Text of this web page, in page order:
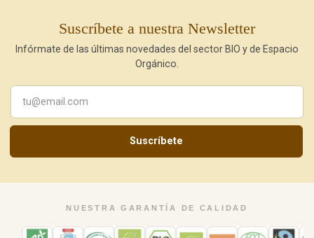
Suscríbete a nuestra Newsletter
Infórmate de las últimas novedades del sector BIO y de Espacio
Orgánico.
Suscríbete
NUESTRA GARANTÍA DE CALIDAD